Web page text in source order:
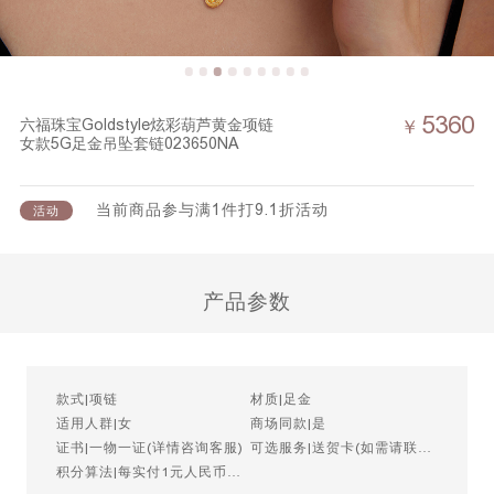
六福珠宝Goldstyle炫彩葫芦黄金项链
女款5G足金吊坠套链023650NA
￥ 5360
活动 当前商品参与满1件打9.1折活动
产品参数
款式|项链
材质|足金
适用人群|女
商场同款|是
证书|一物一证(详情咨询客服)
可选服务|送贺卡(如需请联系
积分算法|每实付1元人民币=1